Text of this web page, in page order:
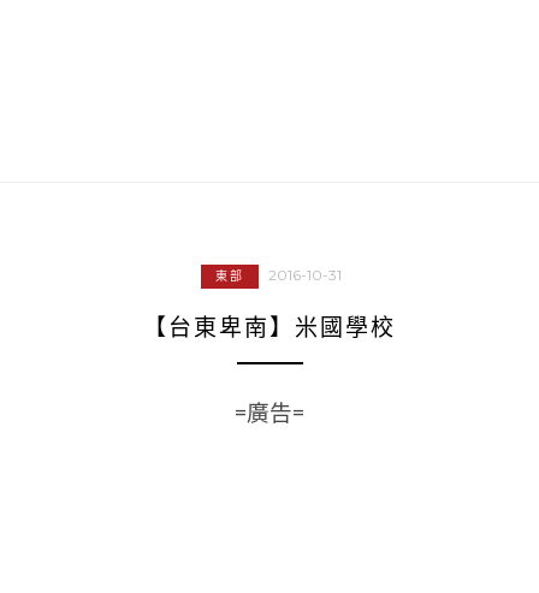
東部 2016-10-31
【台東卑南】米國學校
=廣告=